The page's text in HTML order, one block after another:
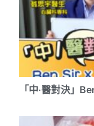
「中‧醫對決」